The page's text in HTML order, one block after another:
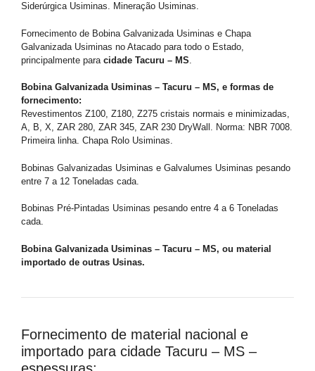
Siderúrgica Usiminas. Mineração Usiminas.
Fornecimento de Bobina Galvanizada Usiminas e Chapa
Galvanizada Usiminas no Atacado para todo o Estado,
principalmente para cidade Tacuru – MS
Bobina Galvanizada Usiminas – Tacuru – MS, e formas de
fornecimento:
Revestimentos Z100, Z180, Z275 cristais normais e minimizadas,
A, B, X, ZAR 280, ZAR 345, ZAR 230 DryWall. Norma: NBR 7008.
Primeira linha. Chapa Rolo Usiminas.
Bobinas Galvanizadas Usiminas e Galvalumes Usiminas pesando
entre 7 a 12 Toneladas cada.
Bobinas Pré-Pintadas Usiminas pesando entre 4 a 6 Toneladas
cada.
Bobina Galvanizada Usiminas – Tacuru – MS, ou material
importado de outras Usinas.
Fornecimento de material nacional e
importado para cidade Tacuru – MS –